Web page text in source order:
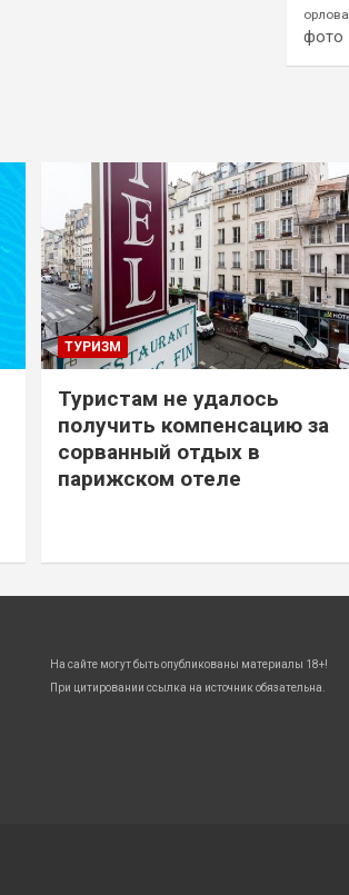
орлова
фото
ТУРИЗМ
Туристам не удалось
получить компенсацию за
сорванный отдых в
парижском отеле
На сайте могут быть опубликованы материалы 18+!
При цитировании ссылка на источник обязательна.